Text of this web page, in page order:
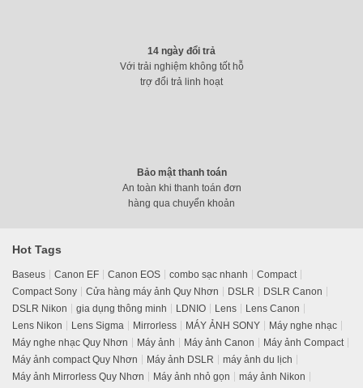
14 ngày đổi trả
Với trải nghiệm không tốt hỗ
trợ đổi trả linh hoạt
Bảo mật thanh toán
An toàn khi thanh toán đơn
hàng qua chuyển khoản
Hot Tags
Baseus Canon EF Canon EOS combo sạc nhanh
Compact
Compact Sony
Cửa hàng máy ảnh Quy Nhơn DSLR
DSLR Canon
DSLR Nikon
gia dụng thông minh LDNIO Lens
Lens Canon
Lens Nikon
Lens Sigma Mirrorless MÁY ẢNH SONY
Máy nghe nhạc
Máy nghe nhạc Quy Nhơn
Máy ảnh Máy ảnh Canon
Máy ảnh Compact
Máy ảnh compact Quy Nhơn
Máy ảnh DSLR
máy ảnh du lịch
Máy ảnh Mirrorless Quy Nhơn
Máy ảnh nhỏ gọn
máy ảnh Nikon